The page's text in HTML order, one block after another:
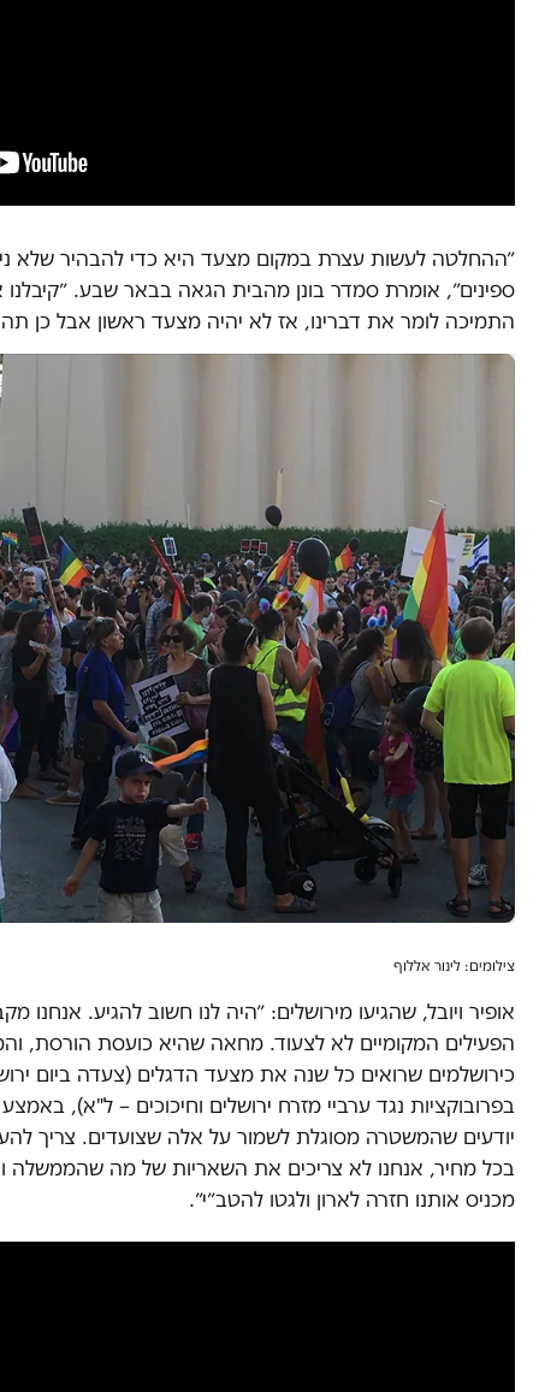
״ההחלטה לעשות עצרת במקום מצעד היא כדי להבהיר שלא
ספינים״, אומרת סמדר בונן מהבית הגאה בבאר שבע.
התמיכה לומר את דברינו, אז לא יהיה מצעד ראשון אבל כן
צילומים: לינור אללוף
אופיר ויובל, שהגיעו מירושלים: ״היה לנו חשוב להגיע.
הפעילים המקומיים לא לצעוד. מחאה שהיא כועסת הורסת,
כירושלמים שרואים כל שנה את מצעד הדגלים (צעדה ביום
בפרובוקציות נגד ערביי מזרח ירושלים וחיכוכים – ל"א),
יודעים שהמשטרה מסוגלת לשמור על אלה שצועדים. צריך
בכל מחיר, אנחנו לא צריכים את השאריות של מה שהממשלה
מכניס אותנו חזרה לארון ולגטו להטב״י״.